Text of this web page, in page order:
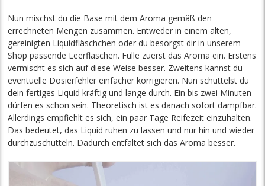
Nun mischst du die Base mit dem Aroma gemäß den
errechneten Mengen zusammen. Entweder in einem alten,
gereinigten Liquidfläschchen oder du besorgst dir in unserem
Shop passende Leerflaschen. Fülle zuerst das Aroma ein. Erstens
vermischt es sich auf diese Weise besser. Zweitens kannst du
eventuelle Dosierfehler einfacher korrigieren. Nun schüttelst du
dein fertiges Liquid kräftig und lange durch. Ein bis zwei Minuten
dürfen es schon sein. Theoretisch ist es danach sofort dampfbar.
Allerdings empfiehlt es sich, ein paar Tage Reifezeit einzuhalten.
Das bedeutet, das Liquid ruhen zu lassen und nur hin und wieder
durchzuschütteln. Dadurch entfaltet sich das Aroma besser.